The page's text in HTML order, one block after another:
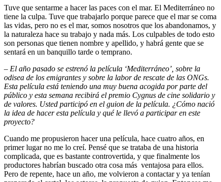
Tuve que sentarme a hacer las paces con el mar. El Mediterráneo no
tiene la culpa. Tuve que trabajarlo porque parece que el mar se coma
las vidas, pero no es el mar, somos nosotros que los abandonamos, y
la naturaleza hace su trabajo y nada más. Los culpables de todo esto
son personas que tienen nombre y apellido, y habrá gente que se
sentará en un banquillo tarde o temprano.
– El año pasado se estrenó la película ‘Mediterráneo’, sobre la
odisea de los emigrantes y sobre la labor de rescate de las ONGs.
Esta película está teniendo una muy buena acogida por parte del
público y esta semana recibirá el premio Cygnus de cine solidario y
de valores. Usted participó en el guion de la película. ¿Cómo nació
la idea de hacer esta película y qué le llevó a participar en este
proyecto?
Cuando me propusieron hacer una película, hace cuatro años, en
primer lugar no me lo creí. Pensé que se trataba de una historia
complicada, que es bastante controvertida, y que finalmente los
productores habrían buscado otra cosa más ventajosa para ellos.
Pero de repente, hace un año, me volvieron a contactar y ya tenían